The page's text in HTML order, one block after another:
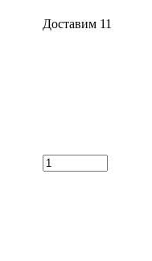
Доставим 11